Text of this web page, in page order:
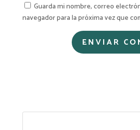
Guarda mi nombre, correo
navegador para la próxima vez que
n